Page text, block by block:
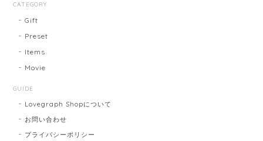
CATEGORY
Gift
Preset
Items
Movie
GUIDE
Lovegraph Shopについて
お問い合わせ
プライバシーポリシー